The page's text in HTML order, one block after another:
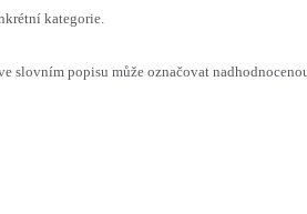
kategorie.
slovním popisu může označovat